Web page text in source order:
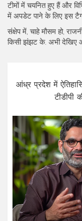
टीमों में चयनित हुए हैं और
में अपडेट पाने के लिए इस
संक्षेप में, चाहे मौसम हो,
किसी झंझट के. अभी देखिए
आंध्र प्रदेश में
टीडीपी